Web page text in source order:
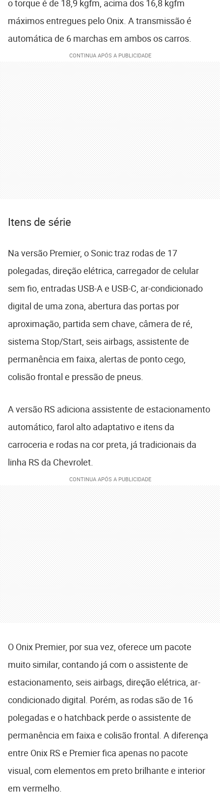
o torque é de 18,9 kgfm, acima dos 16,8 kgfm
máximos entregues pelo Onix. A transmissão é
automática de 6 marchas em ambos os carros.
Itens de série
Na versão Premier, o Sonic traz rodas de 17
polegadas, direção elétrica, carregador de celular
sem fio, entradas USB-A e USB-C, ar-condicionado
digital de uma zona, abertura das portas por
aproximação, partida sem chave, câmera de ré,
sistema Stop/Start, seis airbags, assistente de
permanência em faixa, alertas de ponto cego,
colisão frontal e pressão de pneus.
A versão RS adiciona assistente de estacionamento
automático, farol alto adaptativo e itens da
carroceria e rodas na cor preta, já tradicionais da
linha RS da Chevrolet.
O Onix Premier, por sua vez, oferece um pacote
muito similar, contando já com o assistente de
estacionamento, seis airbags, direção elétrica, ar-
condicionado digital. Porém, as rodas são de 16
polegadas e o hatchback perde o assistente de
permanência em faixa e colisão frontal. A diferença
entre Onix RS e Premier fica apenas no pacote
visual, com elementos em preto brilhante e interior
em vermelho.